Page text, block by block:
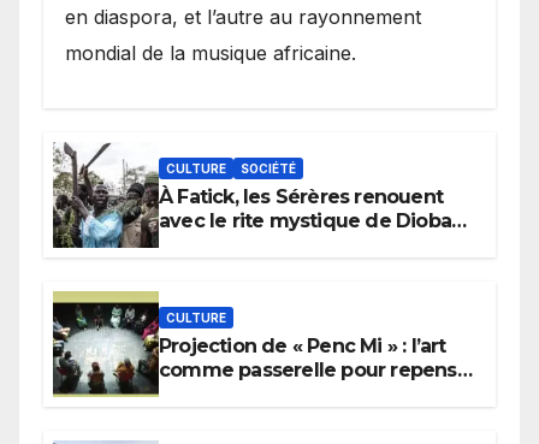
en diaspora, et l’autre au rayonnement
mondial de la musique africaine.
CULTURE SOCIÉTÉ
À Fatick, les Sérères renouent
avec le rite mystique de Diobaye
CULTURE
Projection de « Penc Mi » : l’art
comme passerelle pour repenser